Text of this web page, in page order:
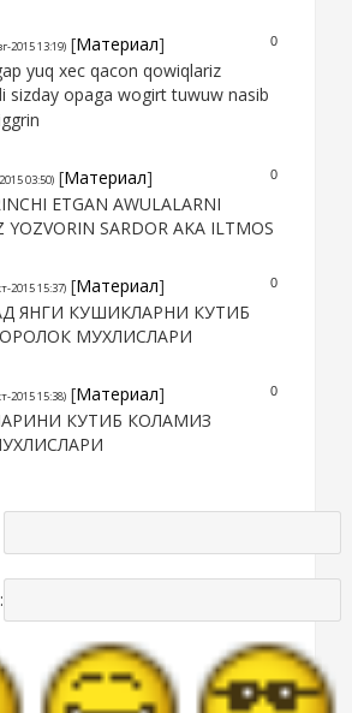
0
2015 13:19) [Материал]
yuq xec qacon qowiqlariz
sizday opaga wogirt tuwuw nasib
0
03:50) [Материал]
ETGAN AWULALARNI
SARDOR AKA ILTMOS
0
2015 15:37) [Материал]
ЯНГИ КУШИКЛАРНИ КУТИБ
МУХЛИСЛАРИ
0
2015 15:38) [Материал]
КУТИБ КОЛАМИЗ